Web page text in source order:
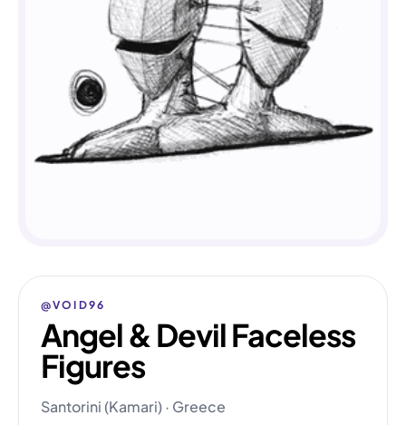
@VOID96
Angel & Devil Faceless
Figures
Santorini (Kamari) · Greece